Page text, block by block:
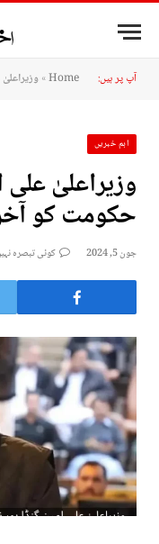
آپ پر ہیں: Home
»وزیراعلیٰ
اہم خبریں
وزیراعلیٰ علی
حکومت کو
جون 5, 2024 کوئی تبصرہ